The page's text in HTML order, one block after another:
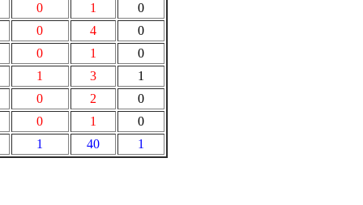
0
1
0
0
4
0
0
1
0
1
3
1
0
2
0
0
1
0
1
40 1